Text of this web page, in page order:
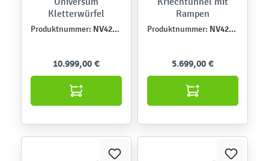
Kletterwürfel
Produktnummer: NV42559MP
10.999,00 €
Rampen
Produktnummer: NV4239EPZ
5.699,00 €